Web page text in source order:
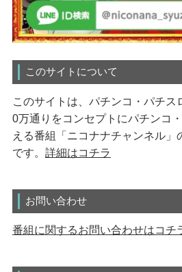
このサイトについて
このサイトは、パチンコ・パチス
0万通りをコンセプトにパチンコ
える番組「ニコナナチャンネル」
です。 詳細はコチラ
お問い合わせ
番組に関するお問い合わせはコチ